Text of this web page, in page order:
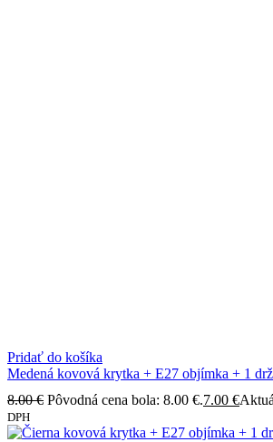
Pridať do košíka
Medená kovová krytka + E27 objímka + 1
8.00€ Pôvodná cena bola: 8.00 €.7.00 €
DPH